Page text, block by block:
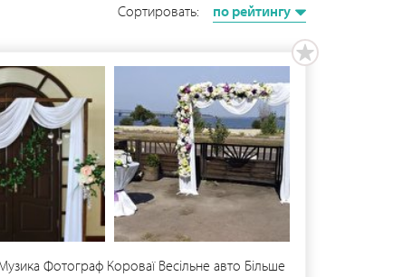
Сортировать: по рейтингу
Фотограф Короваї Весільне авто Більше